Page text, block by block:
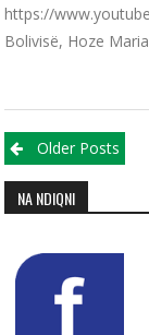
https://
Bolivisë, Hoze Maria
PostsOlder Posts
NA NDIQNI